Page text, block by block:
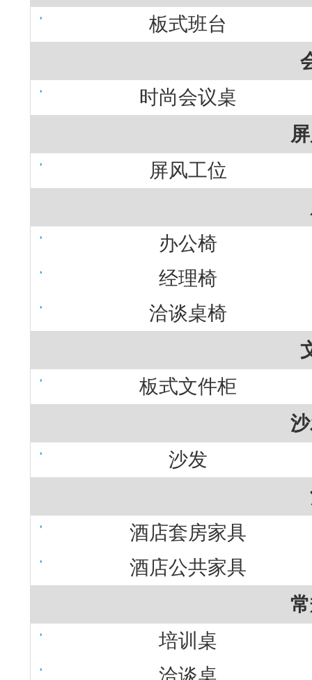
板式班台
时尚会议桌
屏风工位
办公椅
经理椅
洽谈桌椅
板式文件柜
沙发
酒店套房家具
酒店公共家具
培训桌